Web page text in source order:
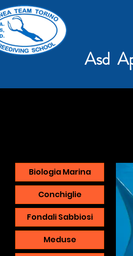
Asd
Biologia Marina
Conchiglie
Fondali Sabbiosi
Meduse